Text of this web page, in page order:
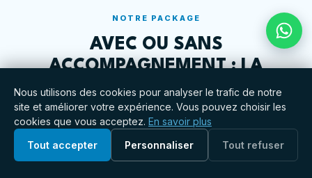
NOTRE PACKAGE
AVEC OU SANS
ACCOMPAGNEMENT : LA
DIFFÉRENCE
Notre package prend en charge l'ensemble du
parcours pour transformer une démarche complexe
en une expérience fluide et maîtrisée.
Nous utilisons des cookies pour analyser le trafic de notre
site et améliorer votre expérience. Vous pouvez choisir les
cookies que vous acceptez. En savoir plus
Tout accepter
Personnaliser Tout refuser